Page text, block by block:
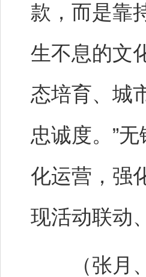
款，而是靠
生不息的文
态培育、城
忠诚度。”
化运营，强
现活动联动
（张月、